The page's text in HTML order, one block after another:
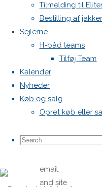
Tilmelding til
Bestilling af jakker
Sejlerne
H-båd teams
Tilføj Team
Kalender
Nyheder
Køb og salg
Opret køb eller
Search
Search
Email
Website
email,
and site